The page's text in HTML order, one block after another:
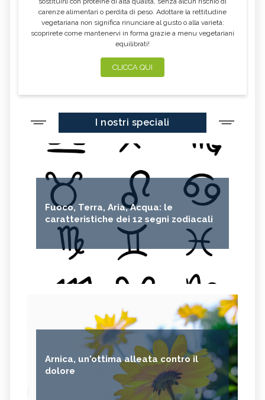
carenze alimentari o perdita di peso. Adottare la rettitudine
vegetariana non significa rinunciare al gusto o alla varietà:
scoprirete come mantenervi in forma grazie a menu vegetariani
equilibrati!
CLICCA QUI
I nostri speciali
Fuoco, Terra, Aria, Acqua: le
caratteristiche dei 12 segni zodiacali
Arnica, un'ottima alleata contro il
dolore